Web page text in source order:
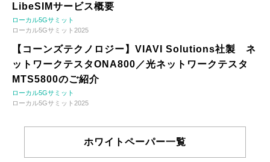
LibeSIMサービス概要
ローカル5Gサミット
ローカル5Gサミット2025
【コーンズテクノロジー】VIAVI Solutions社製 ネ
ットワークテスタONA800／光ネットワークテスタ
MTS5800のご紹介
ローカル5Gサミット
ローカル5Gサミット2025
ホワイトペーパー一覧